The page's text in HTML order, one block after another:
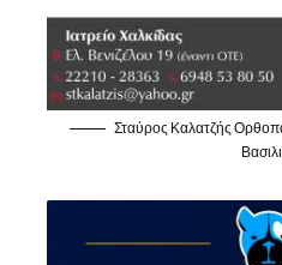
Σταύρος Καλατζής